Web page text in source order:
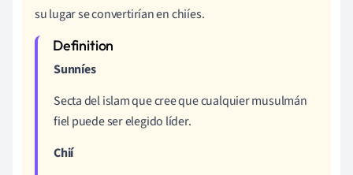
su lugar se convertirían en chiíes.
Sunníes
Secta del islam que cree que cualquier musulmán
fiel puede ser elegido líder.
Chií